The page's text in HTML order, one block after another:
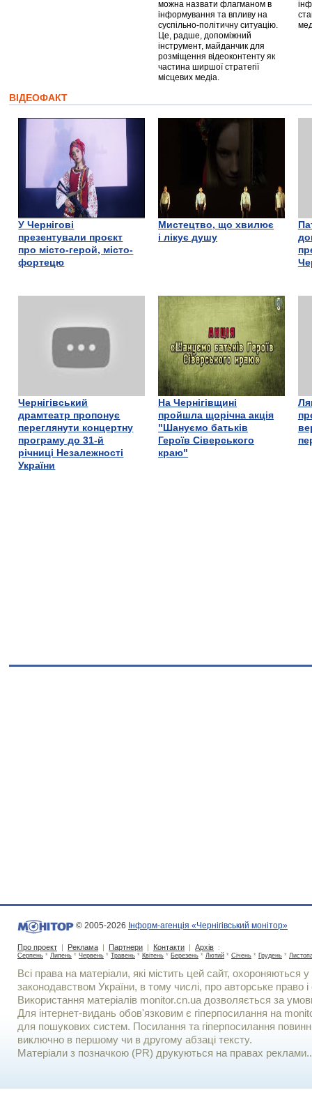
можна назвати флагманом в
інформування та впливу на
суспільно-політичну ситуацію.
Це, радше, допоміжний
інструмент, майданчик для
розміщення відеоконтенту як
частина ширшої стратегії
місцевих медіа.
ВІДЕОФАКТ
У Чернігові
презентували проєкт
про місто-герой, місто-
фортецю
Мистецтво, що хвилює
і лікує душу
Чернігівський
драмтеатр пропонує
переглянути концертну
програму до 31-й
річниці Незалежності
України
На Чернігівщині
пройшла щорічна акція
"Шануємо батьків
Героїв Сіверського
краю"
© 2005-2026 Інформ-агенція «Чернігівський монітор»
Про проект | Реклама | Партнери | Контакти | Архів :
Серпень * Липень * Червень * Травень * Квітень * Березень * Лютий * Січень * Грудень *
Всі права на матеріали, які містить цей сайт, охороняються у
законодавством України, в тому числі, про авторське право і
Використання матерiалiв monitor.cn.ua дозволяється за
Для iнтернет-видань обов'язковим є гiперпосилання на
для пошукових систем. Посилання та гіперпосилання
виключно в першому чи в другому абзаці тексту.
Матеріали з позначкою (PR) друкуються на правах реклами..